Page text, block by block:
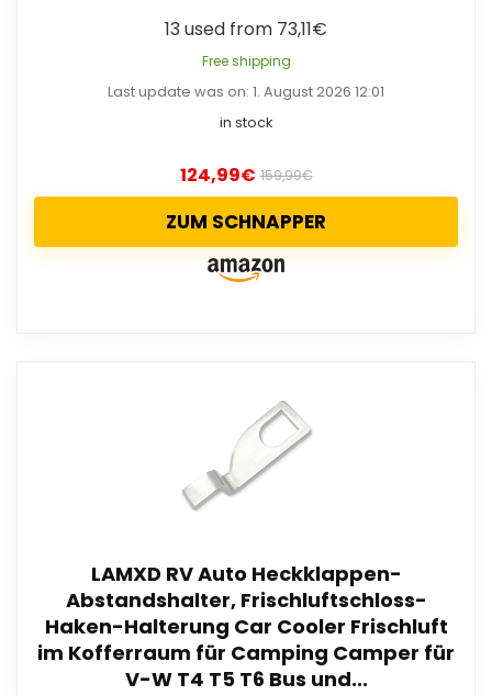
13 used from 73,11€
Free shipping
Last update was on: 1. August 2026 12:01
in stock
124,99€ 159,99€
ZUM SCHNAPPER
LAMXD RV Auto Heckklappen-
Abstandshalter, Frischluftschloss-
Haken-Halterung Car Cooler Frischluft
im Kofferraum für Camping Camper für
V-W T4 T5 T6 Bus und...